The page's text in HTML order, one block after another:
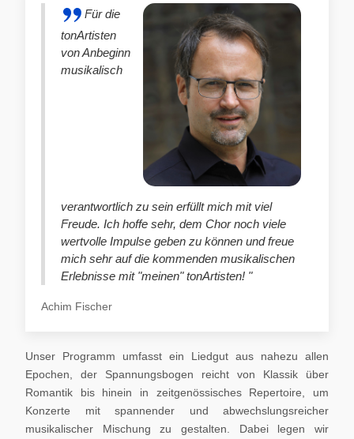
Für die
tonArtisten
von Anbeginn
musikalisch
verantwortlich zu sein erfüllt mich mit viel
Freude. Ich hoffe sehr, dem Chor noch viele
wertvolle Impulse geben zu können und freue
mich sehr auf die kommenden musikalischen
Erlebnisse mit "meinen" tonArtisten! "
Achim Fischer
Unser Programm umfasst ein Liedgut aus nahezu allen
Epochen, der Spannungsbogen reicht von Klassik über
Romantik bis hinein in zeitgenössisches Repertoire, um
Konzerte mit spannender und abwechslungsreicher
musikalischer Mischung zu gestalten. Dabei legen wir